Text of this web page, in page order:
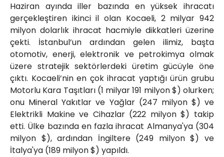
Haziran ayında iller bazında en yüksek ihracatı
gerçekleştiren ikinci il olan Kocaeli, 2 milyar 942
milyon dolarlık ihracat hacmiyle dikkatleri üzerine
çekti. İstanbul’un ardından gelen ilimiz, başta
otomotiv, enerji, elektronik ve petrokimya olmak
üzere stratejik sektörlerdeki üretim gücüyle öne
çıktı. Kocaeli’nin en çok ihracat yaptığı ürün grubu
Motorlu Kara Taşıtları (1 milyar 191 milyon $) olurken;
onu Mineral Yakıtlar ve Yağlar (247 milyon $) ve
Elektrikli Makine ve Cihazlar (222 milyon $) takip
etti. Ülke bazında en fazla ihracat Almanya'ya (304
milyon $), ardından İngiltere (249 milyon $) ve
İtalya'ya (189 milyon $) yapıldı.